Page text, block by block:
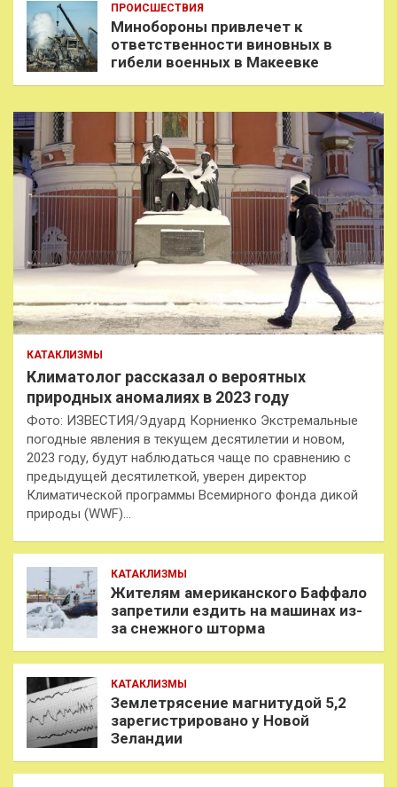
ПРОИСШЕСТВИЯ
Минобороны привлечет к
ответственности виновных в
гибели военных в Макеевке
КАТАКЛИЗМЫ
Климатолог рассказал о вероятных
природных аномалиях в 2023 году
Фото: ИЗВЕСТИЯ/Эдуард Корниенко Экстремальные
погодные явления в текущем десятилетии и новом,
2023 году, будут наблюдаться чаще по сравнению с
предыдущей десятилеткой, уверен директор
Климатической программы Всемирного фонда дикой
природы (WWF)…
КАТАКЛИЗМЫ
Жителям американского Баффало
запретили ездить на машинах из-
за снежного шторма
КАТАКЛИЗМЫ
Землетрясение магнитудой 5,2
зарегистрировано у Новой
Зеландии